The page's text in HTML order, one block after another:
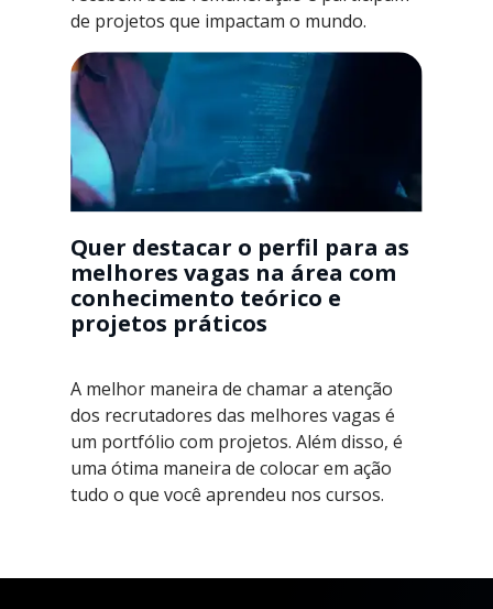
de projetos que impactam o mundo.
Quer destacar o perfil para as
melhores vagas na área com
conhecimento teórico e
projetos práticos
A melhor maneira de chamar a atenção
dos recrutadores das melhores vagas é
um portfólio com projetos. Além disso, é
uma ótima maneira de colocar em ação
tudo o que você aprendeu nos cursos.